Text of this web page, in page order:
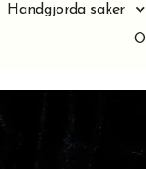
Handgjorda saker